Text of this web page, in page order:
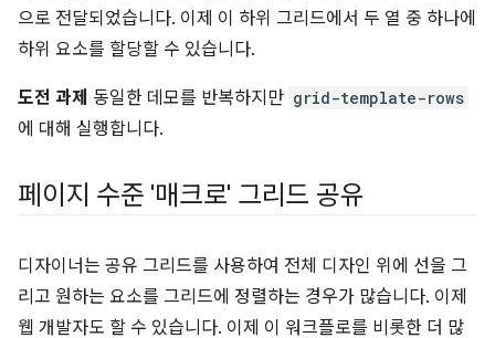
으로 전달되었습니다. 이제 이 하위 그리드에서 두 열 중 하나에
하위 요소를 할당할 수 있습니다.
도전 과제 동일한 데모를 반복하지만 grid-template-rows
에 대해 실행합니다.
페이지 수준 '매크로' 그리드 공유
디자이너는 공유 그리드를 사용하여 전체 디자인 위에 선을 그
리고 원하는 요소를 그리드에 정렬하는 경우가 많습니다. 이제
웹 개발자도 할 수 있습니다. 이제 이 워크플로를 비롯한 더 많